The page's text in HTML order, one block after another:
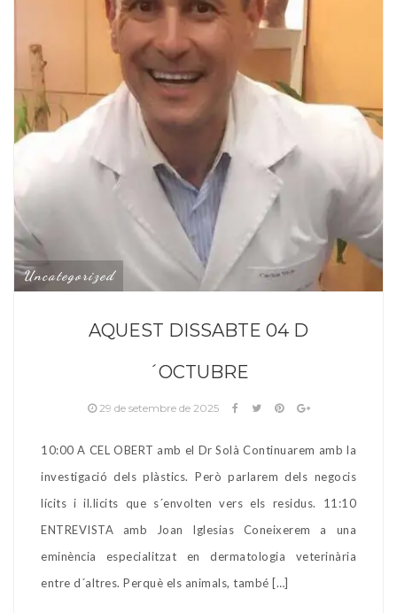
Uncategorized
AQUEST DISSABTE 04 D
´OCTUBRE
29 de setembre de 2025
10:00 A CEL OBERT amb el Dr Solà Continuarem amb la
investigació dels plàstics. Però parlarem dels negocis
lícits i il.licits que s´envolten vers els residus. 11:10
ENTREVISTA amb Joan Iglesias Coneixerem a una
eminència especialitzat en dermatologia veterinària
entre d´altres. Perquè els animals, també […]